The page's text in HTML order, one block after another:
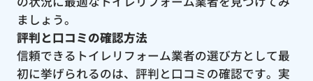
ましょう。
評判と口コミの確認方法
信頼できるトイレリフォーム業者の選び方として最
初に挙げられるのは、評判と口コミの確認です。実